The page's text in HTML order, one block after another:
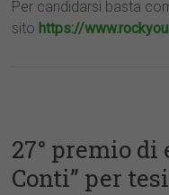
Per candidarsi basta
sito https://
27° premio di
Conti” per